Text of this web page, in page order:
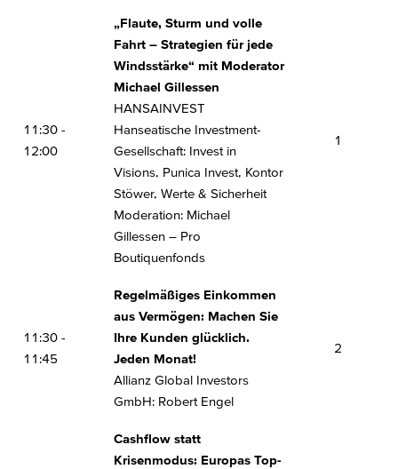
11:30 -
12:00
„Flaute, Sturm und volle
Fahrt – Strategien für jede
Windsstärke“ mit Moderator
Michael Gillessen
HANSAINVEST
Hanseatische Investment-
Gesellschaft: Invest in
Visions, Punica Invest, Kontor
Stöwer, Werte & Sicherheit
Moderation: Michael
Gillessen – Pro
Boutiquenfonds
1
11:30 -
11:45
Regelmäßiges Einkommen
aus Vermögen: Machen Sie
Ihre Kunden glücklich.
Jeden Monat!
Allianz Global Investors
GmbH: Robert Engel
2
Cashflow statt
Krisenmodus: Europas Top-
infront: Burhan Sancar
Wo Indizes versagen - die
Systematisierung des aktiven
Managements
Avantis Investors: Pay Fahlbusch
First Trust AlphaDEX® ETFs seit 2007
erfolgreich im Einsatz: Outperformance
durch aktive ETFs
First Trust Global Portfolios Management:
Levente Kulcsar